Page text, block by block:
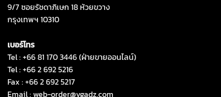
9/7 ซอยรัชดาภิเษก 18 ห้วยขวาง
กรุงเทพฯ 10310
เบอร์โทร
Tel : +66 81 170 3446 (ฝ่ายขายออนไลน์)
Tel : +66 2 692 5216
Fax : +66 2 692 5217
Email :web-order@vgadz.com